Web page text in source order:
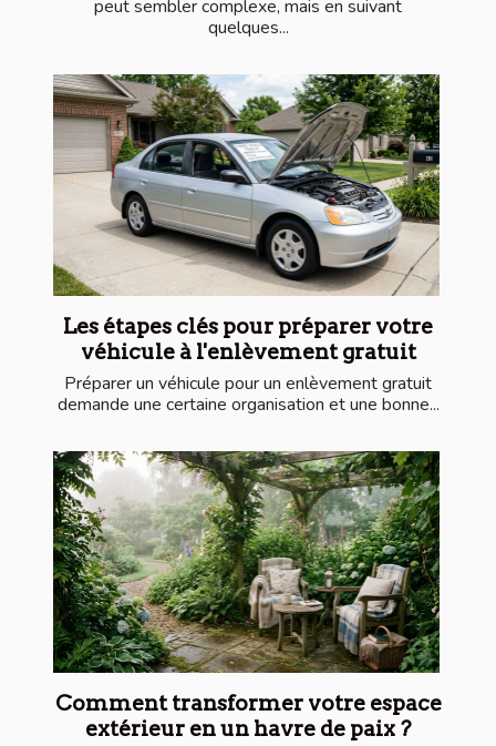
peut sembler complexe, mais en suivant
quelques...
Les étapes clés pour préparer votre
véhicule à l'enlèvement gratuit
Préparer un véhicule pour un enlèvement gratuit
demande une certaine organisation et une bonne...
Comment transformer votre espace
extérieur en un havre de paix ?